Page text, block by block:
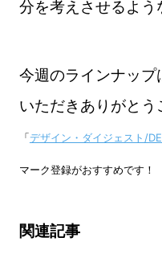
分を考えさせるよう
今週のラインナッ
いただきありがとう
「デザイン・ダイジェスト/
マーク登録がおすすめです！
関連記事